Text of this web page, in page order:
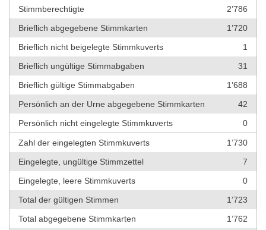
Stimmberechtigte
2’786
Brieflich abgegebene Stimmkarten
1’720
Brieflich nicht beigelegte Stimmkuverts
1
Brieflich ungültige Stimmabgaben
31
Brieflich gültige Stimmabgaben
1’688
Persönlich an der Urne abgegebene Stimmkarten
42
Persönlich nicht eingelegte Stimmkuverts
0
Zahl der eingelegten Stimmkuverts
1’730
Eingelegte, ungültige Stimmzettel
7
Eingelegte, leere Stimmkuverts
0
Total der gültigen Stimmen
1’723
Total abgegebene Stimmkarten
1’762